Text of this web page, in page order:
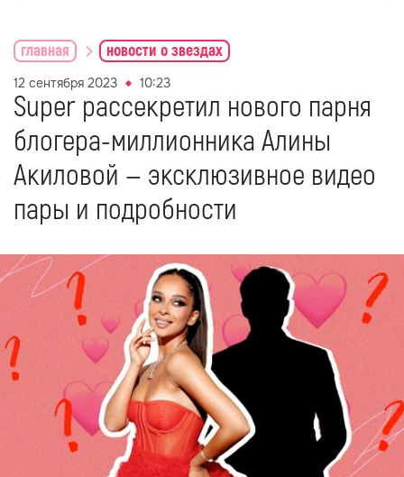
главная новости о звездах
12 сентября 2023 10:23
Super рассекретил нового парня
блогера-миллионника Алины
Акиловой — эксклюзивное видео
пары и подробности